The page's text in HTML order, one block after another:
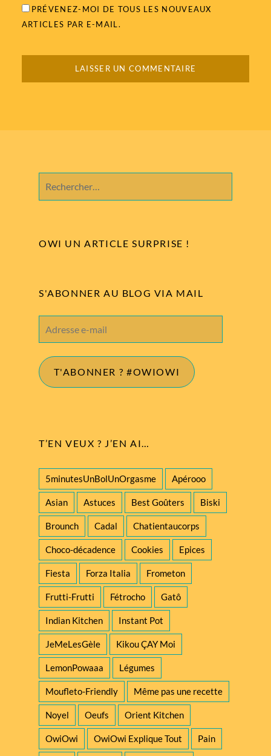
PRÉVENEZ-MOI DE TOUS LES NOUVEAUX
ARTICLES PAR E-MAIL.
OWI UN ARTICLE SURPRISE !
S'ABONNER AU BLOG VIA MAIL
T'ABONNER ? #OWIOWI
T’EN VEUX ? J’EN AI…
5minutesUnBolUnOrgasme Apérooo
Asian Astuces Best Goûters Biski
Brounch Cadal Chatientaucorps
Choco-décadence Cookies Epices
Fiesta Forza Italia Frometon
Frutti-Frutti Fétrocho Gatô
Indian Kitchen Instant Pot
JeMeLesGèle Kikou ÇAY Moi
LemonPowaaa Légumes
Moufleto-Friendly Même pas une recette
Noyel Oeufs Orient Kitchen
OwiOwi OwiOwi Explique Tout Pain